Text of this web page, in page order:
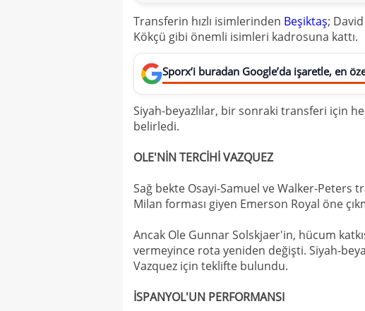
Transferin hızlı isimlerinden Beşiktaş;
Kökçü gibi önemli isimleri kadrosuna kattı.
Sporx’i buradan Google’da işaretle, en
Siyah-beyazlılar, bir sonraki transferi için
belirledi.
OLE'NİN TERCİHİ VAZQUEZ
Sağ bekte Osayi-Samuel ve Walker-
Milan forması giyen Emerson Royal öne
Ancak Ole Gunnar Solskjaer'in, hücum
vermeyince rota yeniden değişti. Siyah-
Vazquez için teklifte bulundu.
İSPANYOL'UN PERFORMANSI